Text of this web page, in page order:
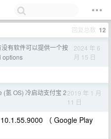
回复总数 12
有软件可以提供一个按
options
2024 年 6
月 15 日
(氢 OS) 冷启动支付宝 22019 年 1 月
11 日
（ Google Play